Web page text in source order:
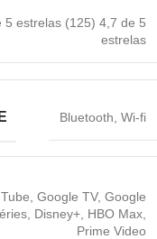
5 estrelas (125) 4,7 de 5
estrelas
Bluetooth Wi-fi
Google TV, Google
Disney+ HBO Max
Prime Video